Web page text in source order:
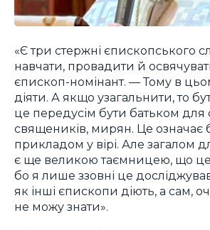
«Є три стержні єпископського
навчати, провадити й
єпископ-номінант. — Тому в
діяти. А якщо узагальнити, то
це передусім бути батьком для
священиків, мирян. Це означає
прикладом у вірі. Але загалом
є ще великою таємницею, що це
бо я лише ззовні це
як інші єпископи діють, а сам,
не можу знати».